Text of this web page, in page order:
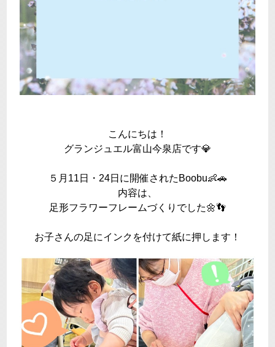
こんにちは！
グランジュエル富山今泉店です💎
５月11日・24日に開催されたBoobu👶🚗
内容は、
足形フラワーフレームづくりでした🌼👣
お子さんの足にインクを付けて紙に押します！